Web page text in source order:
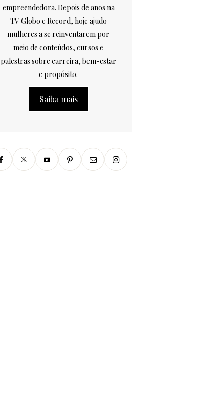
empreendedora. Depois de anos na
TV Globo e Record, hoje ajudo
mulheres a se reinventarem por
meio de conteúdos, cursos e
palestras sobre carreira, bem-estar
e propósito.
Saiba mais